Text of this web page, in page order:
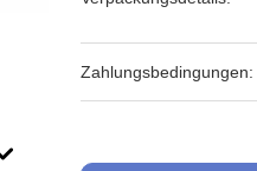
Zahlungsbedingungen: